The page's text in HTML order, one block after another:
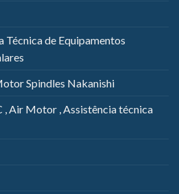
Técnica de Equipamentos
Spindles Nakanishi
, Air Motor , Assistência técnica